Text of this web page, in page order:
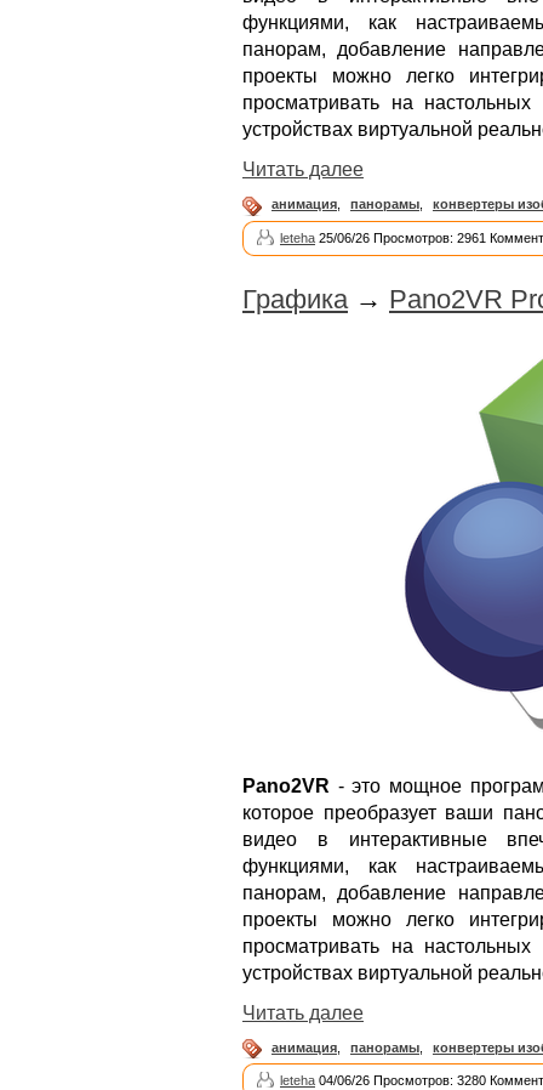
функциями, как
панорам, добавление
проекты можно легко
просматривать на
устройствах виртуальной
Читать далее
анимация панорамы конвертеры
leteha 25/06/26 Просмотров: 2961
Графика → Pano2VR
Pano2VR - это мощное
которое преобразует ваши
видео в интерактивные
функциями, как
панорам, добавление
проекты можно легко
просматривать на
устройствах виртуальной
Читать далее
анимация панорамы конвертеры
leteha 04/06/26 Просмотров: 3280